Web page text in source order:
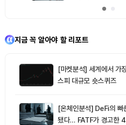
지금 꼭 알아야 할 리포트
[마켓분석] 세계에서 가
스피 대규모 숏스퀴즈
[온체인분석] DeFi의 빠
됐다… FATF가 경고한